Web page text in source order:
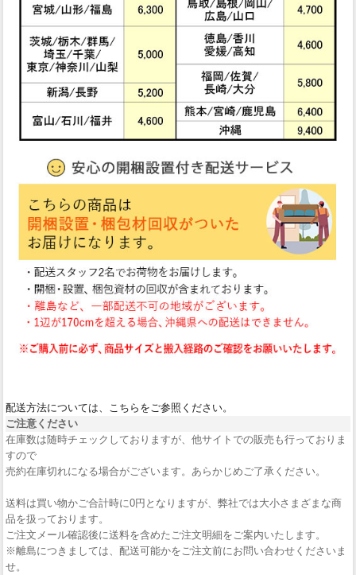
配送方法については、こちらをご参照ください。
ご注意ください
在庫数は随時チェックしておりますが、他サイトでの販売も行っておりま
すので
売約在庫切れになる場合がございます。あらかじめご了承ください。
送料は買い物かご合計時に0円となりますが、弊社では大小さまざまな商
品を扱っております。
ご注文メール確認後に送料を含めたご注文明細をご案内いたします。
※離島につきましては、配送可能かをご注文前にお問い合わせくださいま
せ。